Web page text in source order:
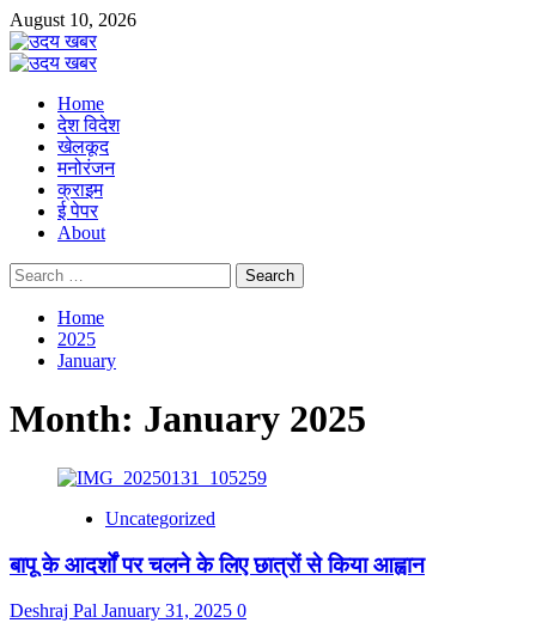
Skip
to
content
August 10, 2026
Primary
Home
देश विदेश
खेलकूद
मनोरंजन
क्राइम
ई पेपर
About
Search
for:
Home
2025
January
Month: January 2025
Uncategorized
बापू के आदर्शों पर चलने के लिए छात्रों से किया आह्वान
Deshraj Pal January 31, 2025 0